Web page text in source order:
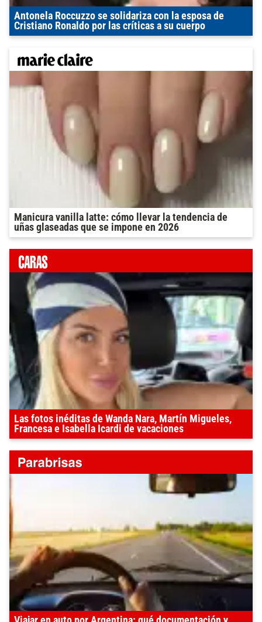
Antonela Roccuzzo se solidariza con la esposa de
Cristiano Ronaldo por las críticas a su cuerpo
Manicura vanilla latte: cómo llevar la tendencia de
uñas glaseadas que se impone en 2026
Las fotos inéditas de Wanda Nara, Martín Migueles,
Francesa e Isabella Icardi de vacaciones